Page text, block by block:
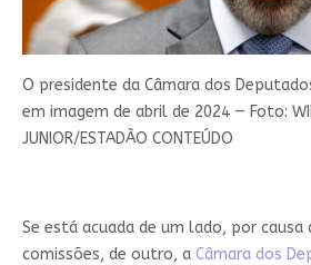
O presidente da Câmara dos
em imagem de abril de 2024 — Foto:
JUNIOR/ESTADÃO CONTEÚDO
Se está acuada de um lado, por causa
comissões, de outro, a Câmara dos